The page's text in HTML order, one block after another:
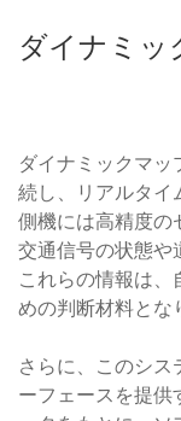
ダイナミッ
ダイナミックマ
続し、リアルタイ
側機には高精度の
交通信号の状態や
これらの情報は、
めの判断材料とな
さらに、このシス
ーフェースを提供